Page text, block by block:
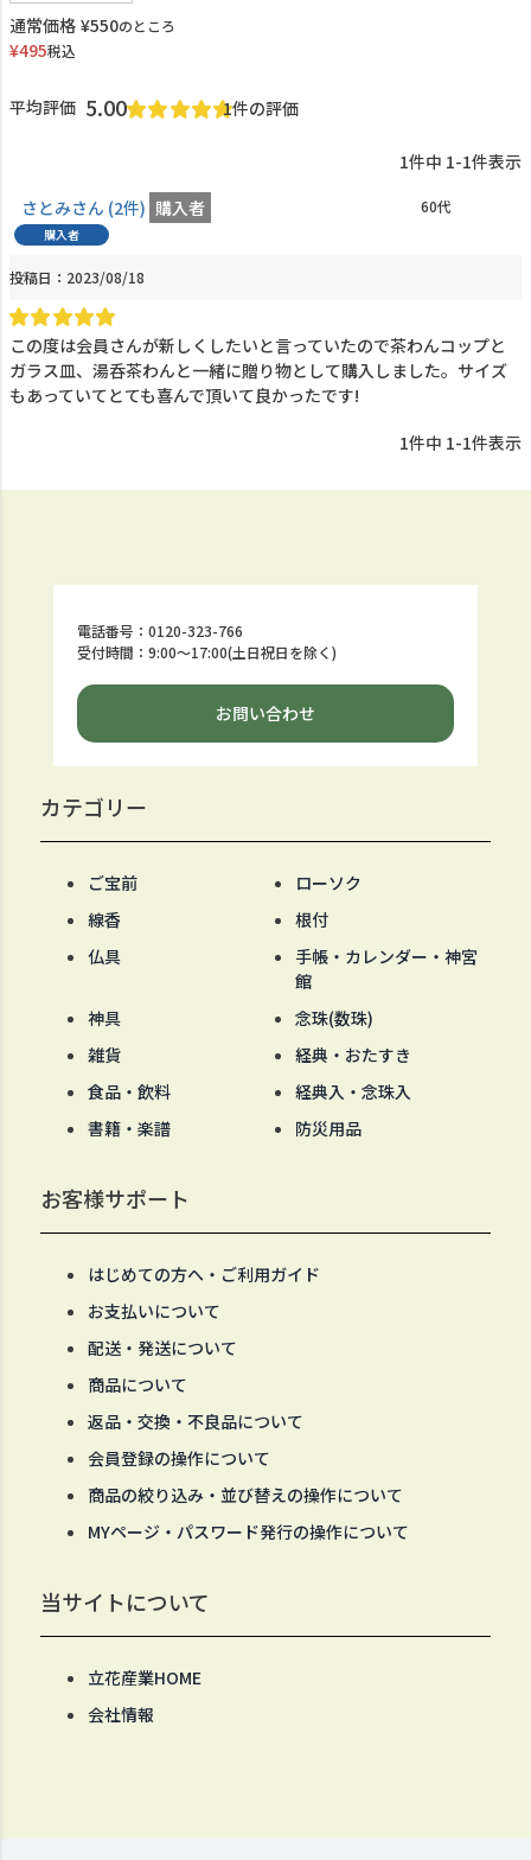
通常価格 ¥550のところ
¥495税込
5.00 1
1件中 1-1件表示
さとみ
2
購入者
60代
投稿日 2023/08/18
この度は会員さんが新しくしたいと言っていたので茶わんコップと
ガラス皿、湯呑茶わんと一緒に贈り物として購入しました。サイズ
もあっていてとても喜んで頂いて良かったです!
1件中 1-1件表示
電話番号：0120-323-766
受付時間：9:00～17:00(土日祝日を除く)
お問い合わせ
カテゴリー
ご宝前
ローソク
線香
根付
仏具
手帳・カレンダー・神宮
館
神具
念珠(数珠)
雑貨
経典・おたすき
食品・飲料
経典入・念珠入
書籍・楽譜
防災用品
お客様サポート
はじめての方へ・ご利用ガイド
お支払いについて
配送・発送について
商品について
返品・交換・不良品について
会員登録の操作について
商品の絞り込み・並び替えの操作について
MYページ・パスワード発行の操作について
当サイトについて
立花産業HOME
会社情報